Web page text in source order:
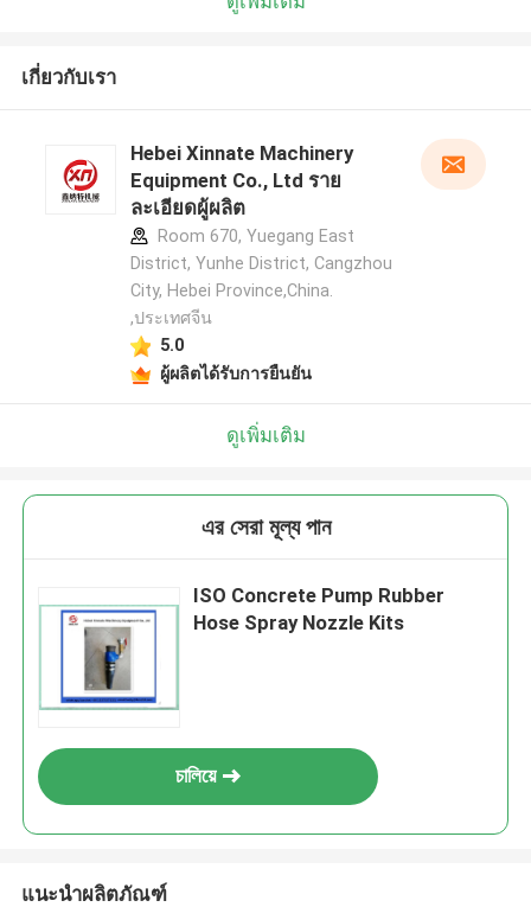
เกี่ยวกับเรา
Hebei Xinnate Machinery
Equipment Co., Ltd ราย
ละเอียดผู้ผลิต
Room 670, Yuegang East
District, Yunhe District, Cangzhou
City, Hebei Province,China.
,ประเทศจีน
5.0
ผู้ผลิตได้รับการยืนยัน
ดูเพิ่มเติม
এর সেরা মূল্য পান
ISO Concrete Pump Rubber
Hose Spray Nozzle Kits
চালিয়ে
แนะนำผลิตภัณฑ์